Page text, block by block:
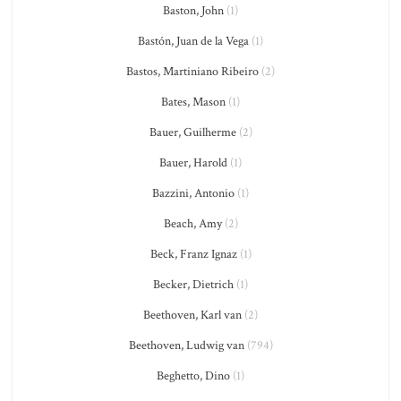
Baston, John (1)
Bastón, Juan de la Vega (1)
Bastos, Martiniano Ribeiro (2)
Bates, Mason (1)
Bauer, Guilherme(2)
Bauer, Harold (1)
Bazzini, Antonio (1)
Beach, Amy(2)
Beck, Franz Ignaz(1)
Becker, Dietrich (1)
Beethoven, Karl van (2)
Beethoven, Ludwig van(794)
Beghetto, Dino (1)